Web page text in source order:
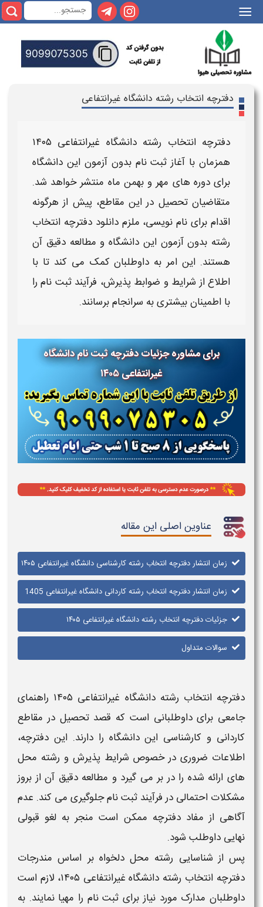
|||
دفترچه انتخاب رشته دانشگاه غیرانتفاعی
دفترچه انتخاب رشته دانشگاه غیرانتفاعی ۱۴۰۵
همزمان با آغاز ثبت‌ نامبدون آزمون این دانشگاه
برای دوره‌ های مهر و بهمن ماه منتشر خواهد شد.
متقاضیان تحصیل در این مقاطع، پیش از هرگونه
اقدام برای نام‌ نویسی، ملزمدانلود دفترچه انتخاب
رشته بدون آزمون این دانشگاه و مطالعه دقیق آن
هستند. این امر به داوطلبان کمک می‌ کند تا با
اطلاع از شرایط و ضوابط پذیرش، فرآیند ثبت‌ نام را
با اطمینان بیشتری به سرانجام برسانند.
برای مشاوره جزئیات دفترچه ثبت نام دانشگاه
غیرانتفاعی ۱۴۰۵
عناوین اصلی این مقاله
زمان انتشار دفترچه انتخاب رشته کارشناسی دانشگاه غیرانتفاعی ۱۴۰۵
زمان انتشار دفترچه انتخاب رشته کاردانی دانشگاه غیرانتفاعی 1405
جزئیات دفترچه انتخاب رشته دانشگاه غیرانتفاعی ۱۴۰۵
سوالات متداول
دفترچه انتخاب رشته دانشگاه غیرانتفاعی ۱۴۰۵
راهنمای
جامعی برای داوطلبانی است که قصد تحصیل در مقاطع
کاردانی و کارشناسی ایندانشگاه را دارند. این دفترچه،
اطلاعات ضروری در خصوص شرایط پذیرش و رشته‌ محل‌
های ارائه شده را در بر می‌ گیرد و مطالعه دقیق آن از بروز
مشکلات احتمالی در فرآیند ثبت‌ نام جلوگیری می‌ کند. عدم
آگاهی از مفاددفترچه ممکن است منجر به لغو قبولی
نهایی داوطلب شود.
پس از شناسایی رشته‌ محل دلخواه بر اساس مندرجات
دفترچه انتخاب رشته دانشگاه غیرانتفاعی ۱۴۰۵
، لازم است
داوطلبان مدارک مورد نیاز برای ثبت‌ نام را مهیا نمایند. به